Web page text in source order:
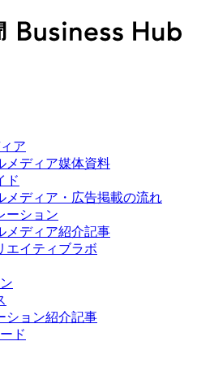
ア
メディア媒体資料
ド
メディア・広告掲載の流れ
ーション
メディア紹介記事
エイティブラボ
ション紹介記事
ド